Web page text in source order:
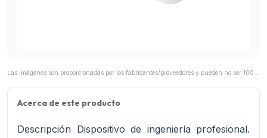
Acerca de este producto
Descripción Dispositivo de ingeniería profesional.